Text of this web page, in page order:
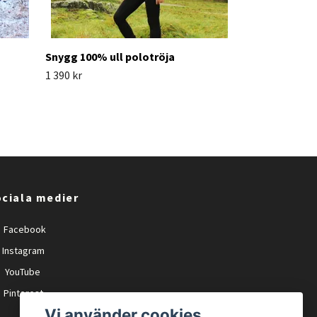
Snygg 100% ull polotröja
1 390 kr
medier
Facebook
Instagram
YouTube
Pinterest